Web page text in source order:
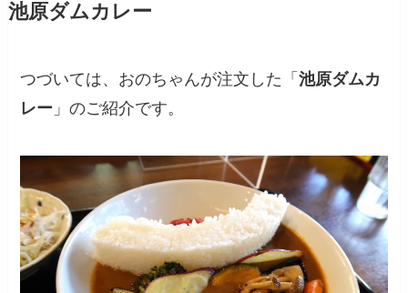
池原ダムカレー
つづいては、おのちゃんが注文した「池原ダムカ
レー 」のご紹介です。